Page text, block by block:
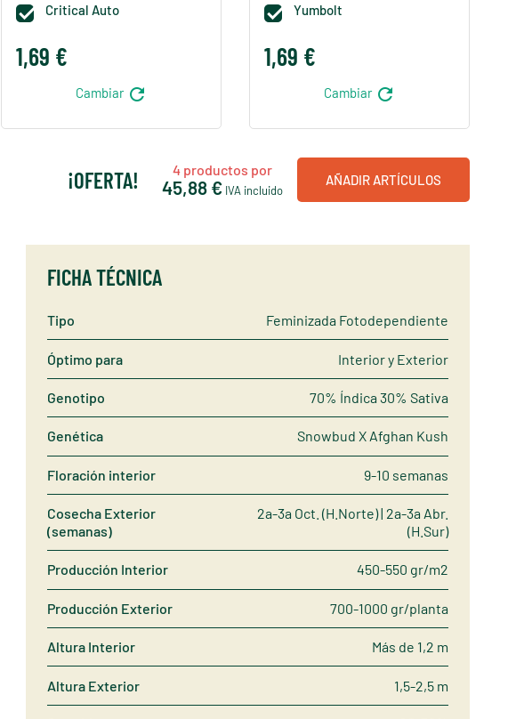
 Critical Auto
1,69 €
Cambiar refresh
 Yumbolt
1,69 €
Cambiar refresh
¡OFERTA! 4 productos por
45,88 € IVA incluido
AÑADIR ARTÍCULOS
FICHA TÉCNICA
Tipo Feminizada Fotodependiente
Óptimo para Interior y Exterior
Genotipo 70% Índica 30% Sativa
Genética Snowbud X Afghan Kush
Floración interior 9-10 semanas
Cosecha Exterior
(semanas)
2a-3a Oct. (H.Norte) | 2a-3a Abr.
(H.Sur)
Producción Interior 450-550 gr/m2
Producción Exterior 700-1000 gr/planta
Altura Interior Más de 1,2 m
Altura Exterior 1,5-2,5 m